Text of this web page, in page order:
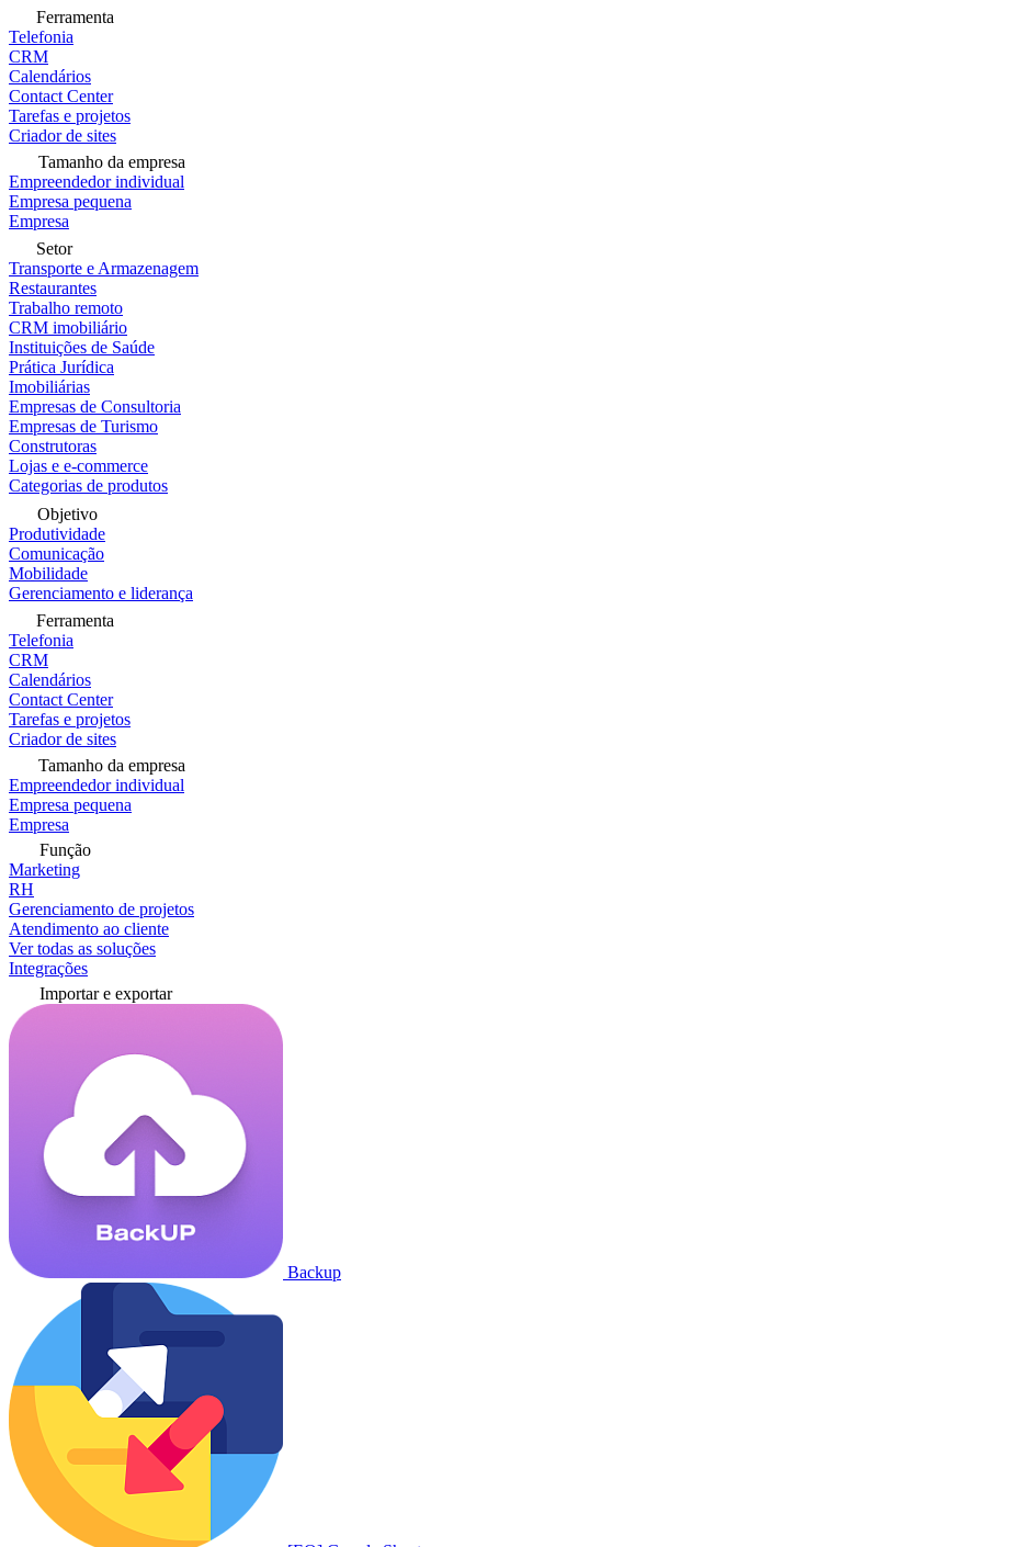
Ferramenta
Telefonia
CRM
Calendários
Contact Center
Tarefas e projetos
Criador de sites
Tamanho da empresa
Empreendedor individual
Empresa pequena
Empresa
Setor
Transporte e Armazenagem
Restaurantes
Trabalho remoto
CRM imobiliário
Instituições de Saúde
Prática Jurídica
Imobiliárias
Empresas de Consultoria
Empresas de Turismo
Construtoras
Lojas e e-commerce
Categorias de produtos
Objetivo
Produtividade
Comunicação
Mobilidade
Gerenciamento e liderança
Ferramenta
Telefonia
CRM
Calendários
Contact Center
Tarefas e projetos
Criador de sites
Tamanho da empresa
Empreendedor individual
Empresa pequena
Empresa
Função
Marketing
RH
Gerenciamento de projetos
Atendimento ao cliente
Ver todas as soluções
Integrações
Importar e exportar
Backup